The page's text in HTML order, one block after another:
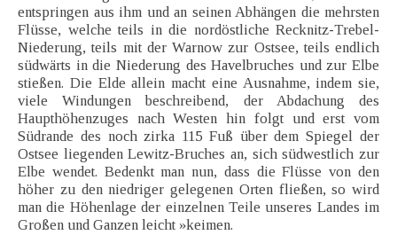
entspringen aus ihm und an seinen Abhängen die mehrsten
Flüsse, welche teils in die nordöstliche Recknitz-Trebel-
Niederung, teils mit der Warnow zur Ostsee, teils endlich
südwärts in die Niederung des Havelbruches und zur Elbe
stießen. Die Elde allein macht eine Ausnahme, indem sie,
viele Windungen beschreibend, der Abdachung des
Haupthöhenzuges nach Westen hin folgt und erst vom
Südrande des noch zirka 115 Fuß über dem Spiegel der
Ostsee liegenden Lewitz-Bruches an, sich südwestlich zur
Elbe wendet. Bedenkt man nun, dass die Flüsse von den
höher zu den niedriger gelegenen Orten fließen, so wird
man die Höhenlage der einzelnen Teile unseres Landes im
Großen und Ganzen leicht »keimen.